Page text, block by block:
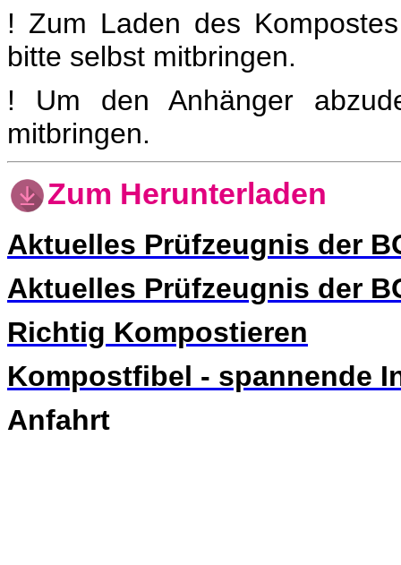
! Zum Laden des
bitte selbst mitbringen.
! Um den Anhänger
mitbringen.
Zum Herunterladen
Aktuelles Prüfzeugnis der
Aktuelles Prüfzeugnis der
Richtig Kompostieren
Kompostfibel - spannende
Anfahrt